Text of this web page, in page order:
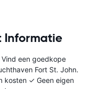
Informatie
een goedkope
Fort St. John.
kosten ✓ Geen eigen